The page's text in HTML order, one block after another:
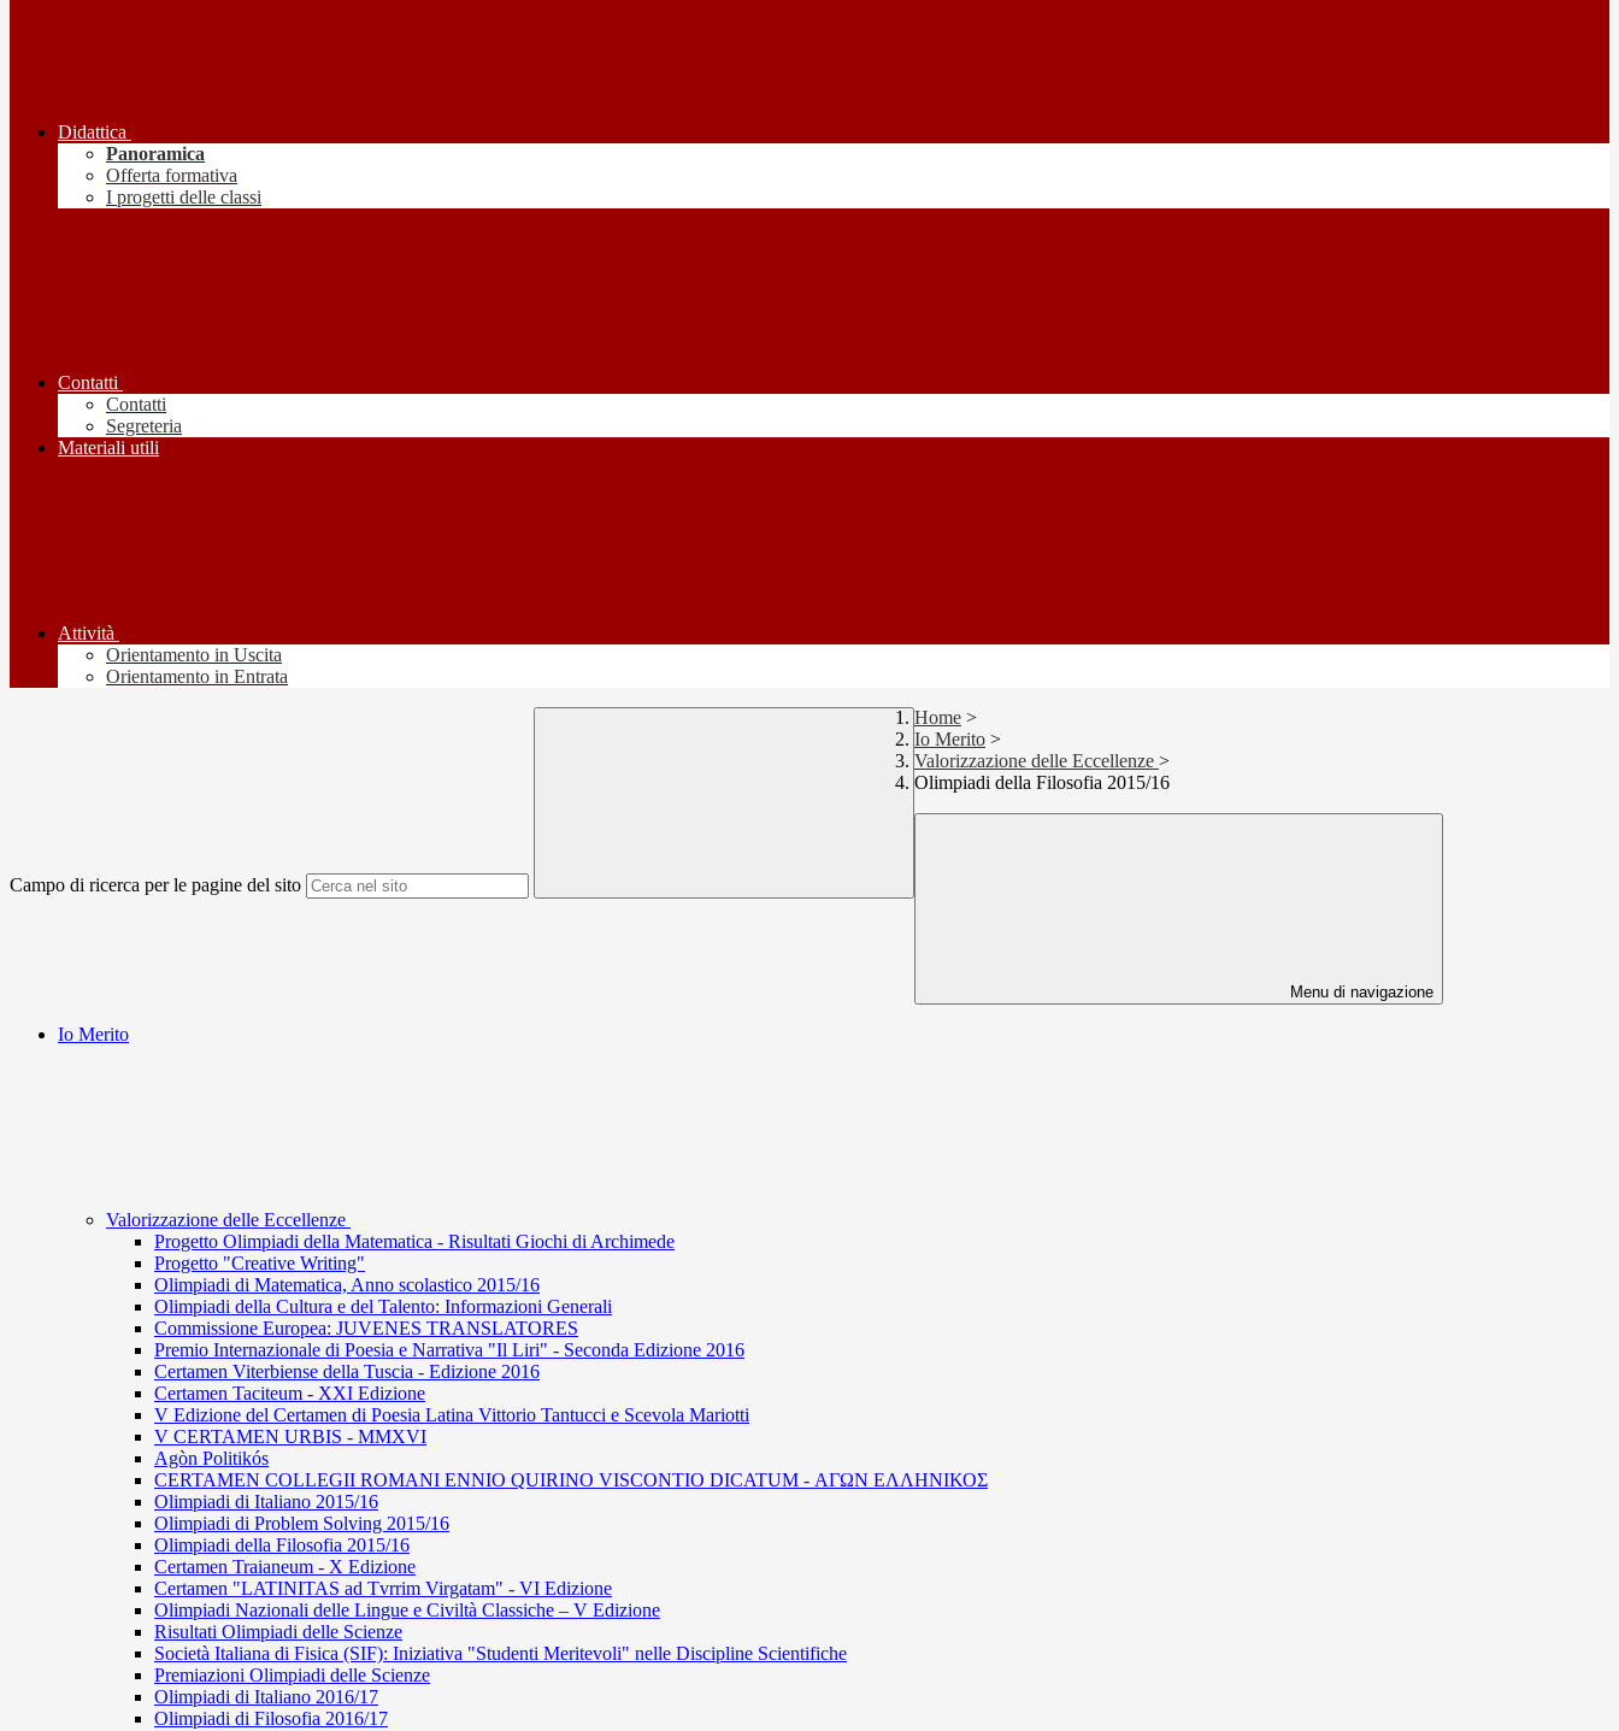
Didattica
Panoramica
Offerta formativa
I progetti delle classi
Contatti
Contatti
Segreteria
Materiali utili
Attività
Orientamento in Uscita
Orientamento in Entrata
Campo di ricerca per le pagine del sito
Home >
Io Merito >
Valorizzazione delle Eccellenze >
Olimpiadi della Filosofia 2015/16
Menu di navigazione
Io Merito
Valorizzazione delle Eccellenze
Progetto Olimpiadi della Matematica - Risultati Giochi di Archimede
Progetto "Creative Writing"
Olimpiadi di Matematica, Anno scolastico 2015/16
Olimpiadi della Cultura e del Talento: Informazioni Generali
Commissione Europea: JUVENES TRANSLATORES
Premio Internazionale di Poesia e Narrativa "Il Liri" - Seconda Edizione 2016
Certamen Viterbiense della Tuscia - Edizione 2016
Certamen Taciteum - XXI Edizione
V Edizione del Certamen di Poesia Latina Vittorio Tantucci e Scevola Mariotti
V CERTAMEN URBIS - MMXVI
Agòn Politikós
CERTAMEN COLLEGII ROMANI ENNIO QUIRINO VISCONTIO DICATUM - ΑΓΩΝ ΕΛΛΗΝΙΚΟΣ
Olimpiadi di Italiano 2015/16
Olimpiadi di Problem Solving 2015/16
Olimpiadi della Filosofia 2015/16
Certamen Traianeum - X Edizione
Certamen "LATINITAS ad Tvrrim Virgatam" - VI Edizione
Olimpiadi Nazionali delle Lingue e Civiltà Classiche – V Edizione
Risultati Olimpiadi delle Scienze
Società Italiana di Fisica (SIF): Iniziativa "Studenti Meritevoli" nelle Discipline Scientifiche
Premiazioni Olimpiadi delle Scienze
Olimpiadi di Italiano 2016/17
Olimpiadi di Filosofia 2016/17